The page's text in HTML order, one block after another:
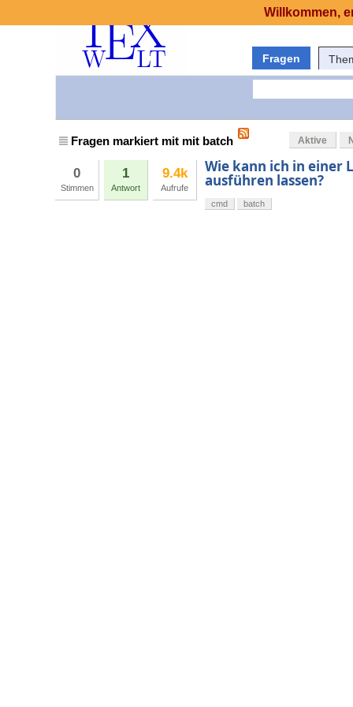
Fragen
Fragen markiert mit mit batch Aktive
0
Stimmen
1
Antwort
9.4k
Aufrufe
Wie kann ich in einer
ausführen lassen?
cmd batch
Willkommen,